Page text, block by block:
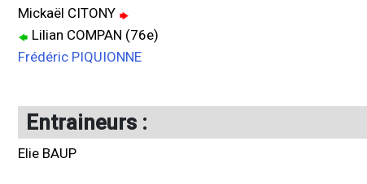
Mickaël CITONY
Lilian COMPAN (76e)
Frédéric PIQUIONNE
Entraineurs :
Elie BAUP